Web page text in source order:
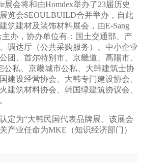
展会将和由Homdex举办了23届历史
览会SEOULBUILD合并举办，自此
筑建材及装饰材料展会，由E-Sang
主办，协办单位有：国土交通部、产
调达厅（公共采购服务）、中小企业
团、首尔特别市、京畿道、高陽市、
公私、京畿城市公私、大韩建筑士协
建设经营协会、大韩专门建设协会、
建筑材料协会、韩国绿建筑协议会、
定为“大韩民国代表品牌展。该展会
产业任命为MKE（知识经济部门）